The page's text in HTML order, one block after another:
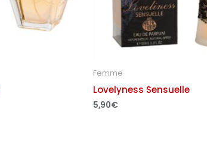
Femme
Lovelyness Sensuelle
5,90€